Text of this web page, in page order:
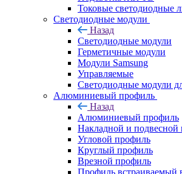
Токовые светодиодные
Светодиодные модули
Назад
Светодиодные модули
Герметичные модули
Модули Samsung
Управляемые
Светодиодные модули
Алюминиевый профиль
Назад
Алюминиевый профиль
Накладной и подвесной
Угловой профиль
Круглый профиль
Врезной профиль
Профиль встраиваемый